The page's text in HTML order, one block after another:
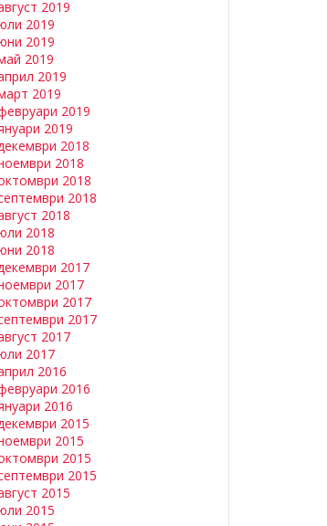
2019
2019
2019
2019
2019
2019
2019
2019
2018
2018
2018
2018
2018
2018
2018
2017
2017
2017
2017
2017
2017
2016
2016
2016
2015
2015
2015
2015
2015
2015